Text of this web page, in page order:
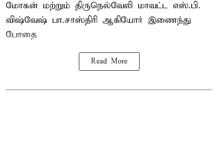
மோகன் மற்றும் திருநெல்வேலி மாவட்ட எஸ்.பி.
விஷ்வேஷ் பா.சாஸ்திரி ஆகியோர் இணைந்து
போதை
Read More